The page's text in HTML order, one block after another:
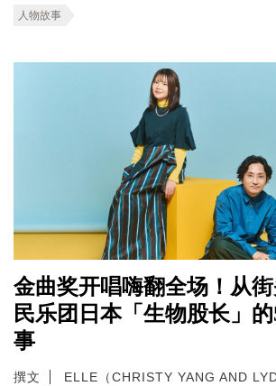
人物故事
金曲奖开唱嗨翻全场！从
民乐团日本「生物股长」
事
撰文 ELLE（CHRISTY YANG AND